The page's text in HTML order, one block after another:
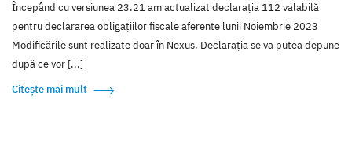
Începând cu versiunea 23.21 am actualizat declarația 112 valabilă
pentru declararea obligațiilor fiscale aferente lunii Noiembrie 2023
Modificările sunt realizate doar în Nexus. Declarația se va putea depune
după ce vor [...]
Citește mai mult